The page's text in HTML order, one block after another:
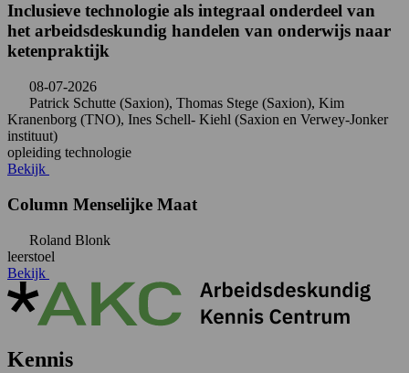
Inclusieve technologie als integraal onderdeel van
het arbeidsdeskundig handelen van onderwijs naar
ketenpraktijk
08-07-2026
Patrick Schutte (Saxion), Thomas Stege (Saxion), Kim
Kranenborg (TNO), Ines Schell- Kiehl (Saxion en Verwey-Jonker
instituut)
opleiding technologie
Bekijk
Column Menselijke Maat
Roland Blonk
leerstoel
Bekijk
Kennis